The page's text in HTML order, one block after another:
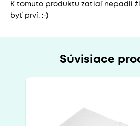
K tomuto produktu zatiaľ nepadli
byť prví. :-)
Súvisiace